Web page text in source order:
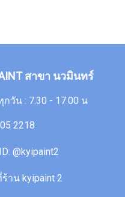
สาขา นวมินทร์
กวัน : 7.30 - 17.00 น
2218
@kyipaint2
าน kyipaint 2